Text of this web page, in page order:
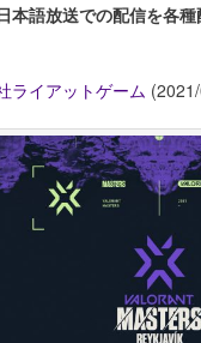
本語放送での配信を各
ライアットゲーム